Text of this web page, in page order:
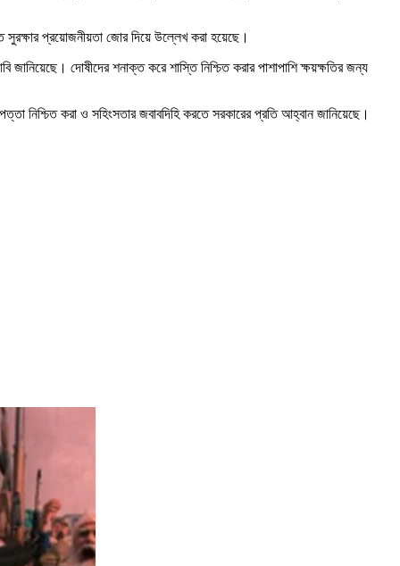
সুরক্ষার প্রয়োজনীয়তা জোর দিয়ে উল্লেখ করা হয়েছে।
দোষীদের শনাক্ত করে শাস্তি নিশ্চিত করার পাশাপাশি ক্ষয়ক্ষতির জন্য
নিশ্চিত করা ও সহিংসতার জবাবদিহি করতে সরকারের প্রতি আহ্বান জানিয়েছে।